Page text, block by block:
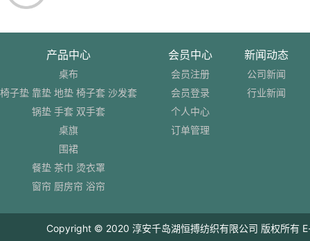
产品中心
桌布
椅子垫 靠垫 地垫 椅子套 沙发套
锅垫 手套 双手套
桌旗
围裙
餐垫 茶巾 烫衣罩
窗帘 厨房帘 浴帘
会员中心
会员注册
会员登录
个人中心
订单管理
新闻动态
公司新闻
行业新闻
Copyright © 2020 淳安千岛湖恒搏纺织有限公司 版权所